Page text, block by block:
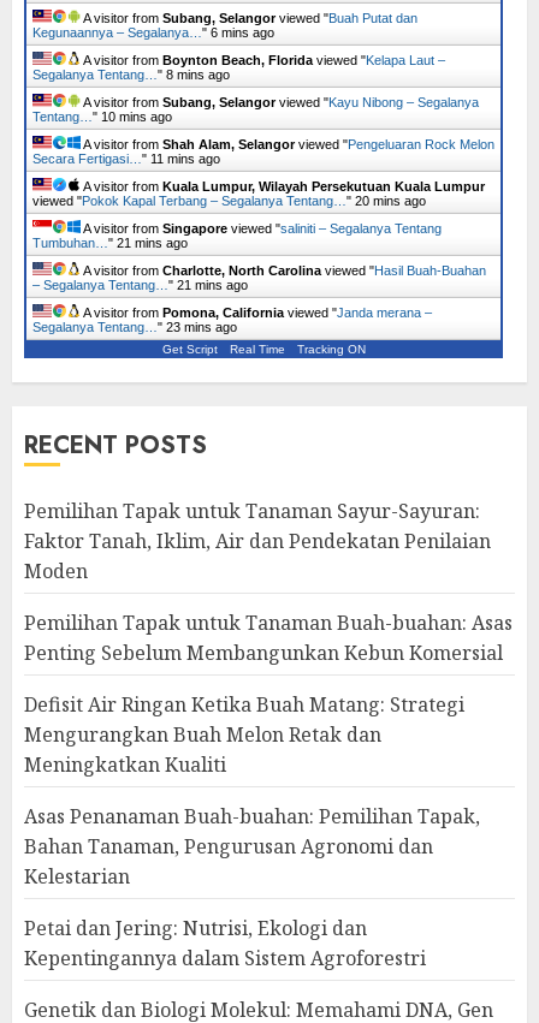
A visitor from Subang, Selangorviewed "Buah Putat dan
Kegunaannya – Segalanya… " 6 mins ago
A visitor from Boynton Beach, Florida viewed "Kelapa Laut –
Segalanya Tentang… " 8 mins ago
A visitor from Subang, Selangorviewed "Kayu Nibong – Segalanya
Tentang… " 10 mins ago
A visitor from Shah Alam, Selangorviewed "Pengeluaran Rock Melon
Secara Fertigasi… " 11 mins ago
A visitor from Kuala Lumpur, Wilayah Persekutuan Kuala Lumpur
viewed "Pokok Kapal Terbang – Segalanya Tentang… " 20 mins ago
A visitor from Singapore viewed "saliniti – Segalanya Tentang
Tumbuhan… " 21 mins ago
A visitor from Charlotte, North Carolina viewed "Hasil Buah-Buahan
– Segalanya Tentang… " 21 mins ago
A visitor from Pomona, California viewed "Janda merana –
Segalanya Tentang… " 23 mins ago
Get Script Real Time Tracking ON
RECENT POSTS
Pemilihan Tapak untuk Tanaman Sayur-Sayuran:
Faktor Tanah, Iklim, Air dan Pendekatan Penilaian
Moden
Pemilihan Tapak untuk Tanaman Buah-buahan: Asas
Penting Sebelum Membangunkan Kebun Komersial
Defisit Air Ringan Ketika Buah Matang: Strategi
Mengurangkan Buah Melon Retak dan
Meningkatkan Kualiti
Asas Penanaman Buah-buahan: Pemilihan Tapak,
Bahan Tanaman, Pengurusan Agronomi dan
Kelestarian
Petai dan Jering: Nutrisi, Ekologi dan
Kepentingannya dalam Sistem Agroforestri
Genetik dan Biologi Molekul: Memahami DNA, Gen